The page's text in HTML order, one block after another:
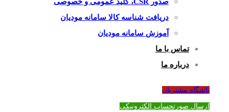
دریافت شناسه کالا سامانه مودیان
آموزش سامانه مودیان
تماس با ما
درباره ما
باشگاه مشتریان
ارسال صورتحساب الکترونیکی